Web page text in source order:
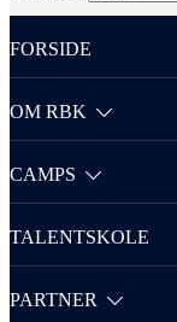
FORSIDE
OM RBK
CAMPS
TALENTSKOLE
PARTNER